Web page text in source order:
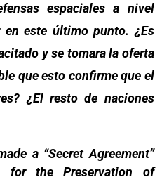
espaciales a nivel
en este último punto. ¿Es
y se tomara la oferta
que esto confirme que el
¿El resto de naciones
a “Secret Agreement”
for the Preservation of